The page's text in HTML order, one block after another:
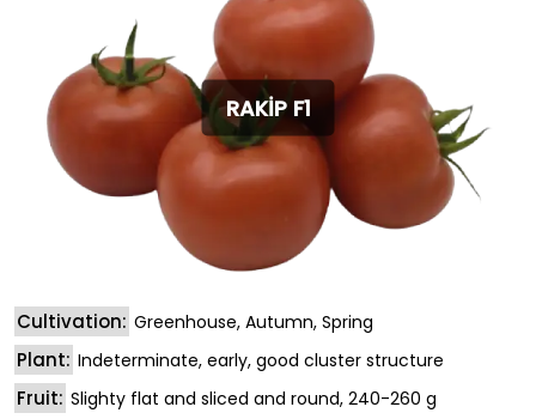
RAKİP F1
Cultivation: Greenhouse, Autumn, Spring
Plant: Indeterminate, early, good cluster structure
Fruit: Slighty flat and sliced and round, 240-260 g